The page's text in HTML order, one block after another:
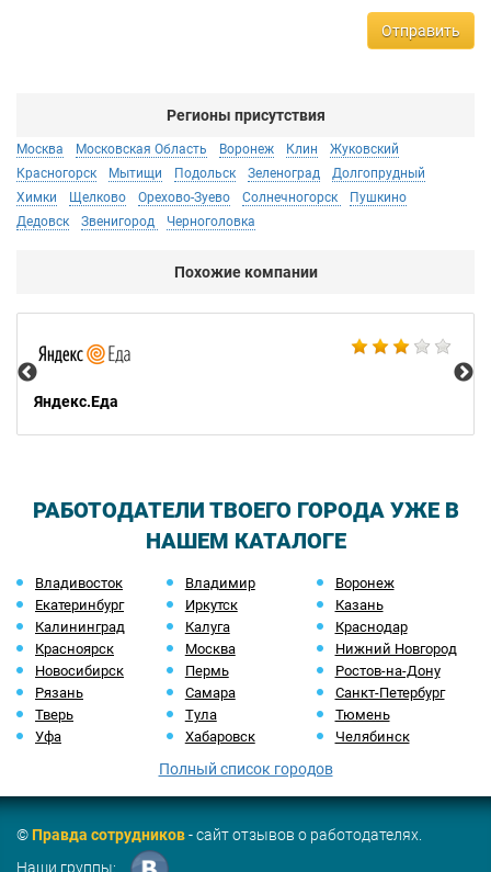
Отправить
Регионы присутствия
Москва Московская Область Воронеж Клин
Жуковский
Красногорск
Мытищи Подольск Зеленоград
Долгопрудный
Химки
Щелково Орехово-Зуево Солнечногорск
Пушкино
Дедовск
Звенигород Черноголовка
Похожие компании
Яндекс.Еда
РАБОТОДАТЕЛИ ТВОЕГО ГОРОДА УЖЕ В
НАШЕМ КАТАЛОГЕ
Владивосток Владимир
Воронеж
Екатеринбург
Иркутск
Казань
Калининград
Калуга
Краснодар
Красноярск
Москва
Нижний Новгород
Новосибирск
Пермь
Ростов-на-Дону
Рязань
Самара
Санкт-Петербург
Тверь
Тула
Тюмень
Уфа
Хабаровск Челябинск
Полный список городов
©Правда сотрудников- сайт отзывов о работодателях.
Наши группы: